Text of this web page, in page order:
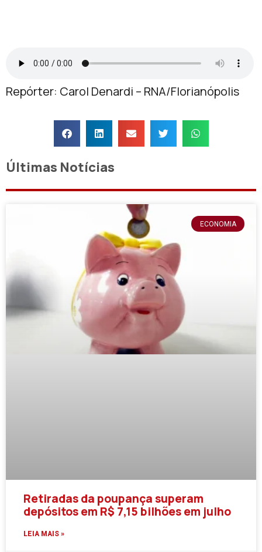
Repórter: Carol Denardi – RNA/Florianópolis
Últimas Notícias
ECONOMIA
Retiradas da poupança superam
depósitos em R$ 7,15 bilhões em julho
LEIA MAIS »